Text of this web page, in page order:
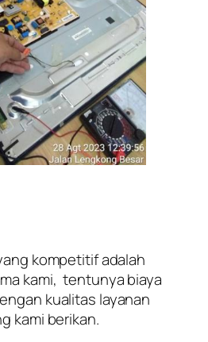
kompetitif adalah
kami, tentunya biaya
kualitas layanan
kami berikan.